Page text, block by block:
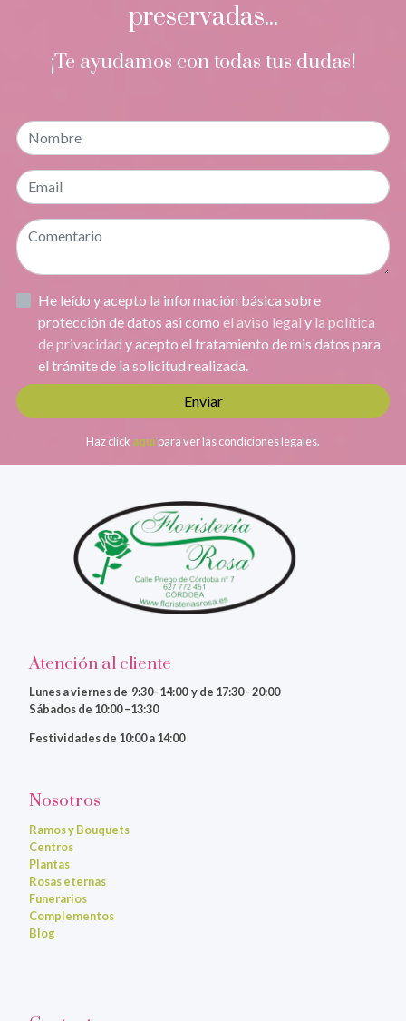
preservadas...
¡Te ayudamos con todas tus dudas!
He leído y acepto la información básica sobre
protección de datos asi como el aviso legal y la política
de privacidad y acepto el tratamiento de mis datos para
el trámite de la solicitud realizada.
Enviar
Haz click aquípara ver las condiciones legales.
Atención al cliente
Lunes a viernesde 9:30–14:00 y de 17:30 - 20:00
Sábados de 10:00 –13:30
Festividades de 10:00 a 14:00
Nosotros
Ramos y Bouquets
Centros
Plantas
Rosas eternas
Funerarios
Complementos
Blog